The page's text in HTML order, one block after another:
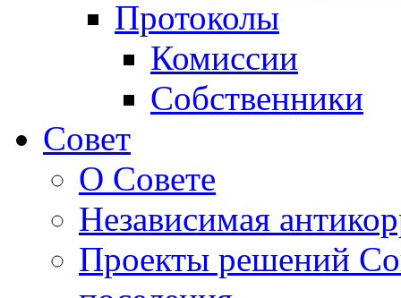
Протоколы
Комиссии
Собственники
Совет
О Совете
Независимая
Проекты решений